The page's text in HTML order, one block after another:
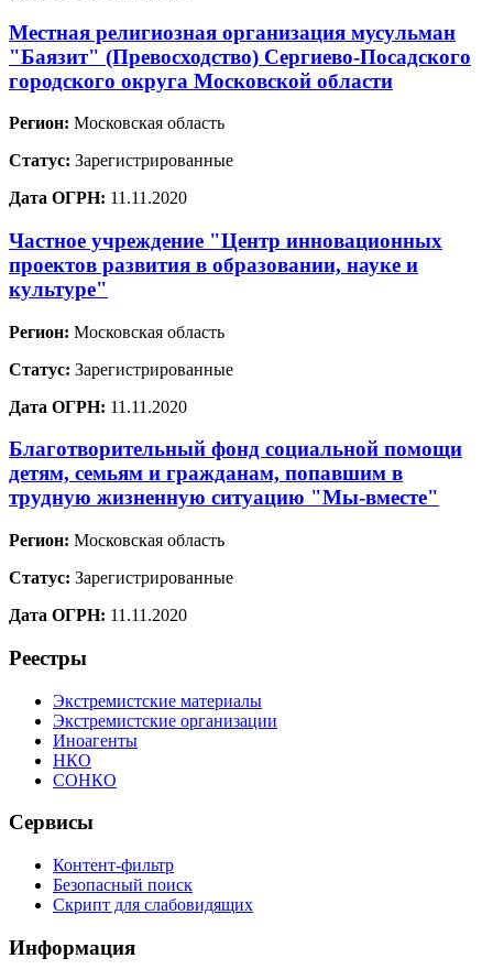
Местная религиозная организация мусульман
"Баязит" (Превосходство) Сергиево-Посадского
городского округа Московской области
Регион: Московская область
Статус: Зарегистрированные
Дата ОГРН: 11.11.2020
Частное учреждение "Центр инновационных
проектов развития в образовании, науке и
культуре"
Регион: Московская область
Статус: Зарегистрированные
Дата ОГРН: 11.11.2020
Благотворительный фонд социальной помощи
детям, семьям и гражданам, попавшим в
трудную жизненную ситуацию "Мы-вместе"
Регион: Московская область
Статус: Зарегистрированные
Дата ОГРН: 11.11.2020
Реестры
Экстремистские материалы
Экстремистские организации
Иноагенты
НКО
СОНКО
Сервисы
Контент-фильтр
Безопасный поиск
Скрипт для слабовидящих
Информация